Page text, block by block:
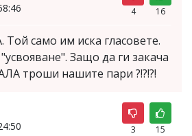
4 16
само им иска гласовете.
Защо да ги закача
троши нашите пари ?!?!?!
3 15